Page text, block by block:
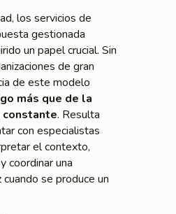
los servicios de
gestionada
un papel crucial. Sin
de gran
de este modelo
más que de la
constante. Resulta
con especialistas
el contexto,
coordinar una
se produce un